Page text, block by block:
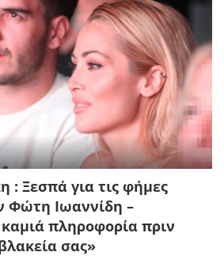
: Ξεσπά για τις φήμες
Φώτη Ιωαννίδη –
πληροφορία πριν
σας»